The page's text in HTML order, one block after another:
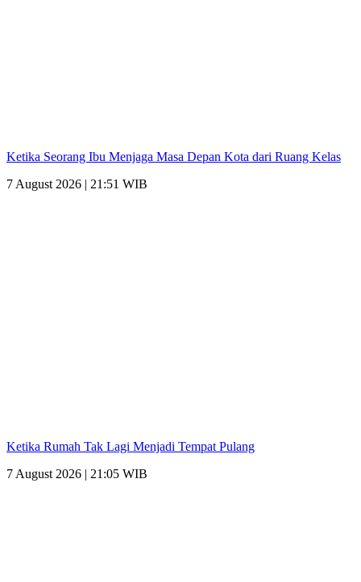
Ketika Seorang Ibu Menjaga Masa Depan Kota dari Ruang Kelas
7 August 2026 | 21:51 WIB
Ketika Rumah Tak Lagi Menjadi Tempat Pulang
7 August 2026 | 21:05 WIB